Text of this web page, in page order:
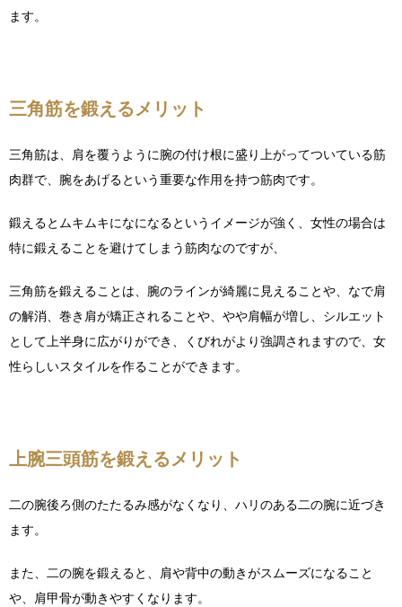
ます。
三角筋を鍛えるメリット
三角筋は、肩を覆うように腕の付け根に盛り上がってついている筋
肉群で、腕をあげるという重要な作用を持つ筋肉です。
鍛えるとムキムキになになるというイメージが強く、女性の場合は
特に鍛えることを避けてしまう筋肉なのですが、
三角筋を鍛えることは、腕のラインが綺麗に見えることや、なで肩
の解消、巻き肩が矯正されることや、やや肩幅が増し、シルエット
として上半身に広がりができ、くびれがより強調されますので、女
性らしいスタイルを作ることができます。
上腕三頭筋を鍛えるメリット
二の腕後ろ側のたたるみ感がなくなり、ハリのある二の腕に近づき
ます。
また、二の腕を鍛えると、肩や背中の動きがスムーズになること
や、肩甲骨が動きやすくなります。